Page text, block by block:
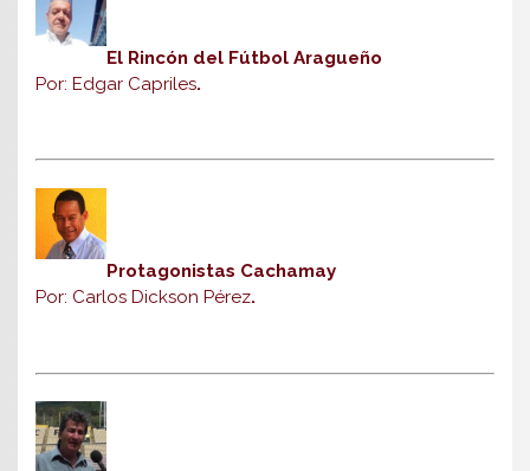
El Rincón del Fútbol Aragueño
Por: Edgar Capriles.
Protagonistas Cachamay
Por: Carlos Dickson Pérez.